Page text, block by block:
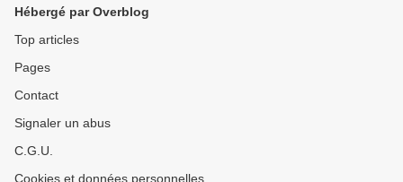
Hébergé par Overblog
Top articles
Pages
Contact
Signaler un abus
C.G.U.
Cookies et données personnelles